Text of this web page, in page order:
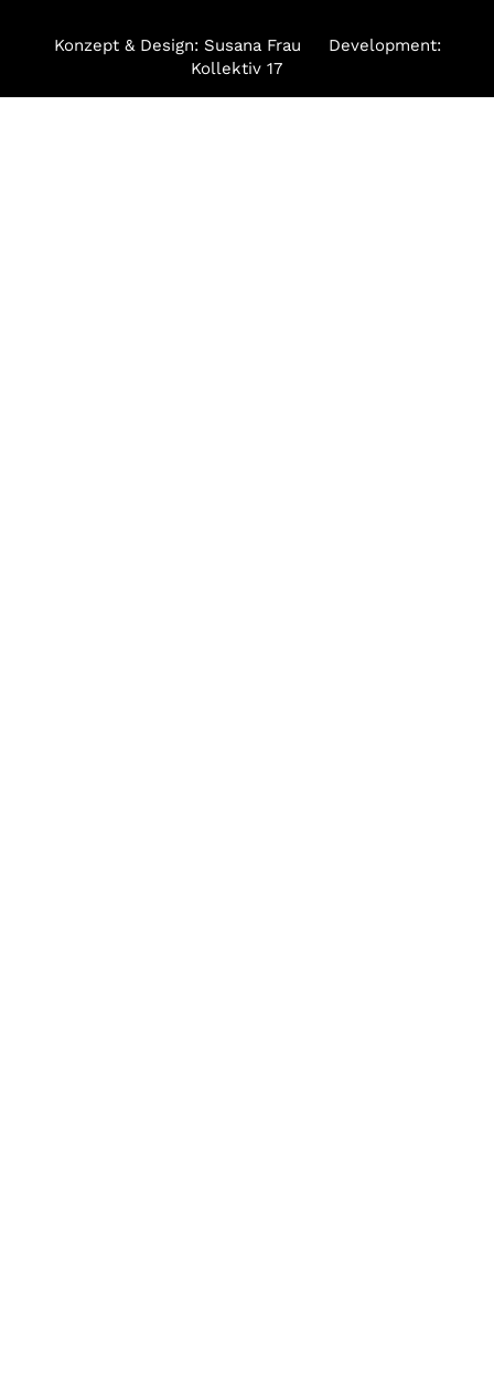
Konzept & Design: Susana Frau
Development:
Kollektiv 17